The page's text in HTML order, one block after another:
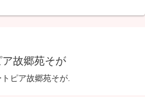
故郷苑そが
ピア故郷苑そが.